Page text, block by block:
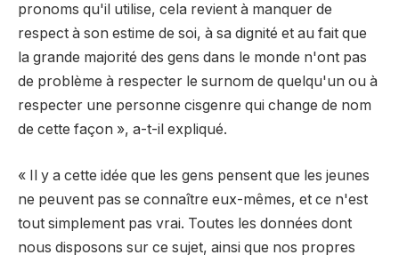
pronoms qu'il utilise, cela revient à manquer de
respect à son estime de soi, à sa dignité et au fait que
la grande majorité des gens dans le monde n'ont pas
de problème à respecter le surnom de quelqu'un ou à
respecter une personne cisgenre qui change de nom
de cette façon », a-t-il expliqué.
« Il y a cette idée que les gens pensent que les jeunes
ne peuvent pas se connaître eux-mêmes, et ce n'est
tout simplement pas vrai. Toutes les données dont
nous disposons sur ce sujet, ainsi que nos propres